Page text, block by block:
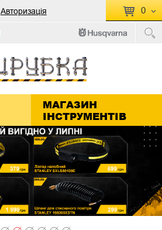
Авторизація 0
КОШИК ПУСТИЙ
Перейти
до кошику
МАГАЗИН
ІНСТРУМЕНТІВ